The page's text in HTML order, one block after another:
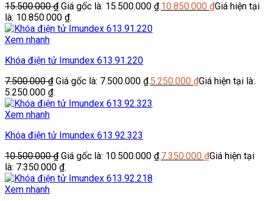
15.500.000₫ Giá gốc là: 15.500.000 ₫.10.850.000 ₫Giá hiện tại
là: 10.850.000 ₫.
Xem nhanh
Khóa điện tử Imundex 613.91.220
7.500.000₫ Giá gốc là: 7.500.000 ₫.5.250.000 ₫Giá hiện tại là:
5.250.000 ₫.
Xem nhanh
Khóa điện tử Imundex 613.92.323
10.500.000₫ Giá gốc là: 10.500.000 ₫.7.350.000 ₫Giá hiện tại
là: 7.350.000 ₫.
Xem nhanh